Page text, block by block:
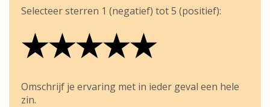
Selecteer sterren 1 (negatief) tot 5 (positief):
★
★★
★★★
★★★★
★★★★★
Omschrijf je ervaring met in ieder geval een hele
zin.